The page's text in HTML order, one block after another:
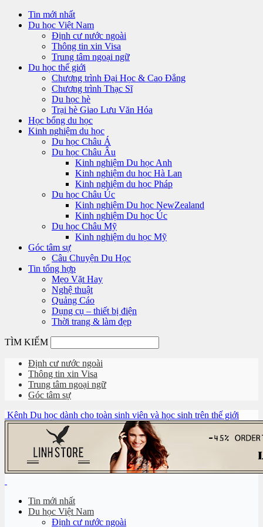
Tin mới nhất
Du học Việt Nam
Định cư nước ngoài
Thông tin xin Visa
Trung tâm ngoại ngữ
Du học thế giới
Chương trình Đại Học & Cao Đẳng
Chương trình Thạc Sĩ
Du học hè
Trại hè Giao Lưu Văn Hóa
Học bổng du học
Kinh nghiệm du học
Du học Châu Á
Du học Châu Âu
Kinh nghiệm Du học Anh
Kinh nghiệm du học Hà Lan
Kinh nghiệm du học Pháp
Du học Châu Úc
Kinh nghiệm Du học NewZealand
Kinh nghiệm Du học Úc
Du học Châu Mỹ
Kinh nghiệm du học Mỹ
Góc tâm sự
Câu Chuyện Du Học
Tin tổng hợp
Mẹo Vặt Hay
Nghệ thuật
Quảng Cáo
Dụng cụ – thiết bị điện
Thời trang & làm đẹp
TÌM KIẾM
Định cư nước ngoài
Thông tin xin Visa
Trung tâm ngoại ngữ
Góc tâm sự
Kênh Du học dành cho toàn sinh viên và học sinh trên thế giới
Tin mới nhất
Du học Việt Nam
Định cư nước ngoài